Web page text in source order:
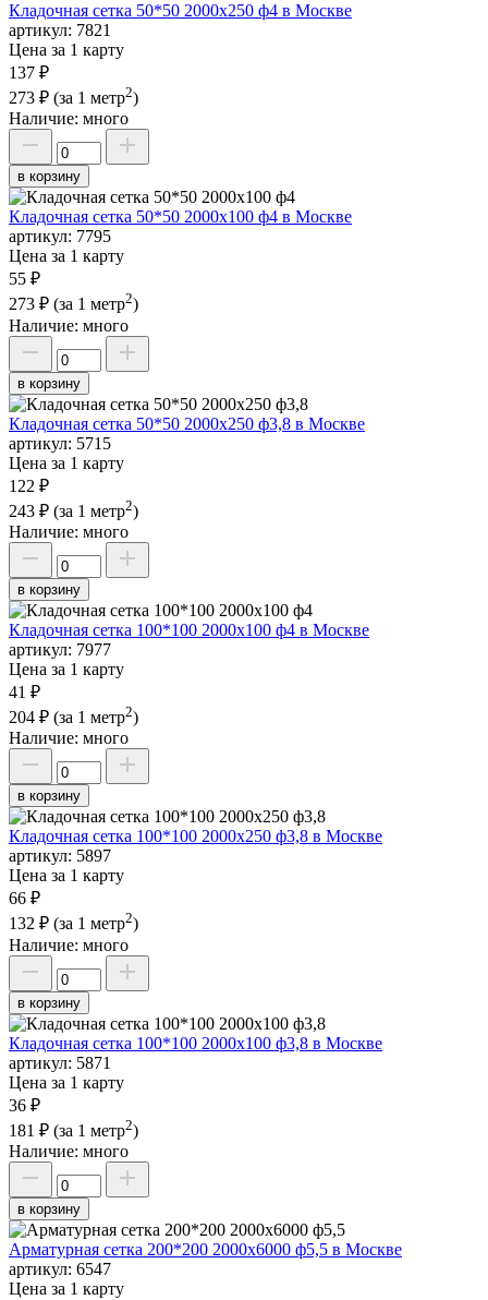
Кладочная сетка 50*50 2000х250 ф4 в Москве
артикул: 7821
Цена за 1 карту
137 ₽
273 ₽ (за 1 метр2)
Наличие: много
в корзину
Кладочная сетка 50*50 2000х100 ф4 в Москве
артикул: 7795
Цена за 1 карту
55 ₽
273 ₽ (за 1 метр2)
Наличие: много
в корзину
Кладочная сетка 50*50 2000х250 ф3,8 в Москве
артикул: 5715
Цена за 1 карту
122 ₽
243 ₽ (за 1 метр2)
Наличие: много
в корзину
Кладочная сетка 100*100 2000х100 ф4 в Москве
артикул: 7977
Цена за 1 карту
41 ₽
204 ₽ (за 1 метр2)
Наличие: много
в корзину
Кладочная сетка 100*100 2000х250 ф3,8 в Москве
артикул: 5897
Цена за 1 карту
66 ₽
132 ₽ (за 1 метр2)
Наличие: много
в корзину
Кладочная сетка 100*100 2000х100 ф3,8 в Москве
артикул: 5871
Цена за 1 карту
36 ₽
181 ₽ (за 1 метр2)
Наличие: много
в корзину
Арматурная сетка 200*200 2000х6000 ф5,5 в Москве
артикул: 6547
Цена за 1 карту